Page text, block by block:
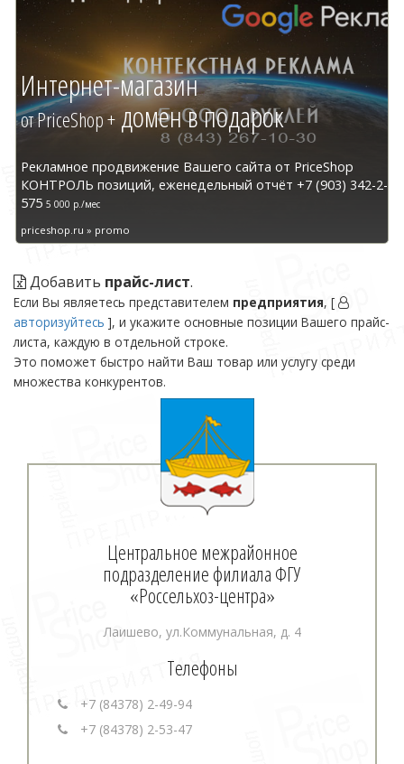
Интернет-магазин
от PriceShop +домен в подарок
Рекламное продвижение Вашего сайта от PriceShop
КОНТРОЛЬ позиций, еженедельный отчёт +7 (903) 342-2-
575 5 000 р./мес
priceshop.ru » promo
Добавить прайс-лист.
Если Вы являетесь представителем предприятия, [
авторизуйтесь ], и укажите основные позиции Вашего прайс-
листа, каждую в отдельной строке.
Это поможет быстро найти Ваш товар или услугу среди
множества конкурентов.
Центральное межрайонное
подразделение филиала ФГУ
«Россельхоз-центра»
Лаишево, ул.Коммунальная, д. 4
Телефоны
+7 (84378) 2-49-94
+7 (84378) 2-53-47